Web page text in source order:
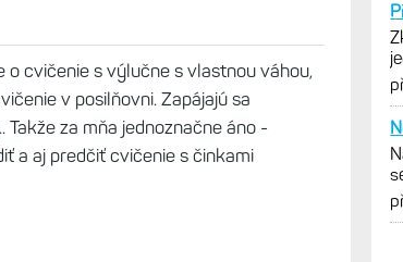
cvičenie s výlučne s vlastnou váhou,
v posilňovni. Zapájajú sa
za mňa jednoznačne áno -
a aj predčiť cvičenie s činkami